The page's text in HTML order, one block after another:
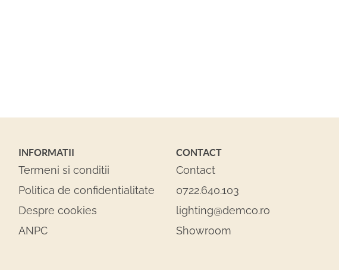
INFORMATII
Termeni si conditii
Politica de confidentialitate
Despre cookies
ANPC
CONTACT
Contact
0722.640.103
lighting@demco.ro
Showroom